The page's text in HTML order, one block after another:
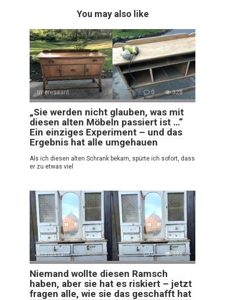
You may also like
Interessant 0 328
„Sie werden nicht glauben, was mit
diesen alten Möbeln passiert ist …“
Ein einziges Experiment – und das
Ergebnis hat alle umgehauen
Als ich diesen alten Schrank bekam, spürte ich sofort, dass
er zu etwas viel
Interessant 0 398
Niemand wollte diesen Ramsch
haben, aber sie hat es riskiert – jetzt
fragen alle, wie sie das geschafft hat